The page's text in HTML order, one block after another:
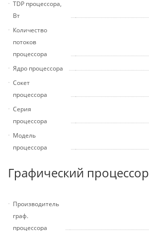
TDP процессора,
Вт
Количество
потоков
процессора
Ядро процессора
Сокет
процессора
Серия
процессора
Модель
процессора
Графический процессор
Производитель
граф.
процессора